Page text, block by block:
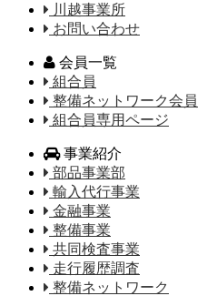
川越事業所
お問い合わせ
会員一覧
組合員
整備ネットワーク会員
組合員専用ページ
事業紹介
部品事業部
輸入代行事業
金融事業
整備事業
共同検査事業
走行履歴調査
整備ネットワーク